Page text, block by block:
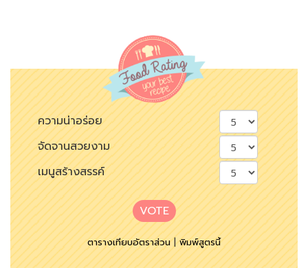
ความน่าอร่อย
จัดจานสวยงาม
เมนูสร้างสรรค์
VOTE
ตารางเทียบอัตราส่วน|พิมพ์สูตรนี้